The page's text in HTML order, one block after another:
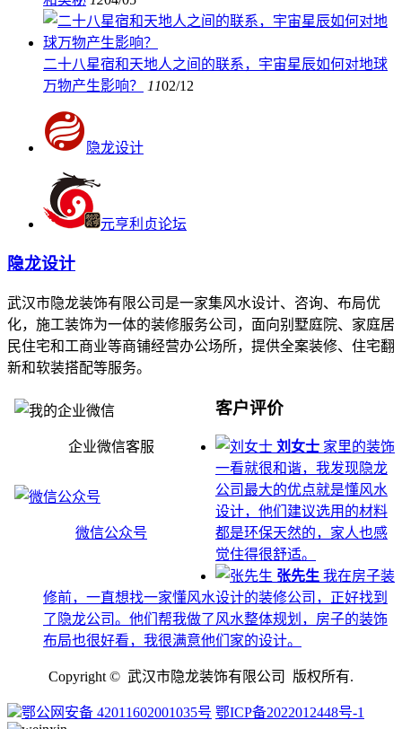
二十八星宿和天地人之间的联系，宇宙星辰如何对地球
万物产生影响？
1102/12
隐龙设计
元亨利贞论坛
隐龙设计
武汉市隐龙装饰有限公司是一家集风水设计、咨询、布局优
化，施工装饰为一体的装修服务公司，面向别墅庭院、家庭居
民住宅和工商业等商铺经营办公场所，提供全案装修、住宅翻
新和软装搭配等服务。
企业微信客服
微信公众号
客户评价
刘女士 家里的装饰
一看就很和谐，我发现隐龙
公司最大的优点就是懂风水
设计，他们建议选用的材料
都是环保天然的，家人也感
觉住得很舒适。
张先生 我在房子装
修前，一直想找一家懂风水设计的装修公司，正好找到
了隐龙公司。他们帮我做了风水整体规划，房子的装饰
布局也很好看，我很满意他们家的设计。
Copyright © 武汉市隐龙装饰有限公司 版权所有.
鄂公网安备 42011602001035号 鄂ICP备2022012448号-1